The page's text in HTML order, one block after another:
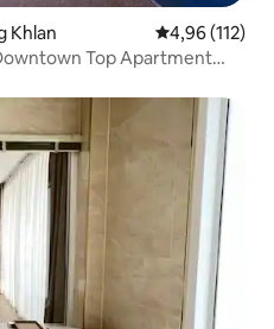
Khlan Vidutinis
4,96 (112)
Top Apartment
netoli senamiesčio